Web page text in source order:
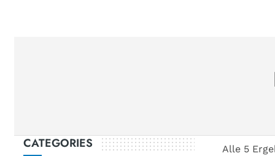
CATEGORIES Alle 5